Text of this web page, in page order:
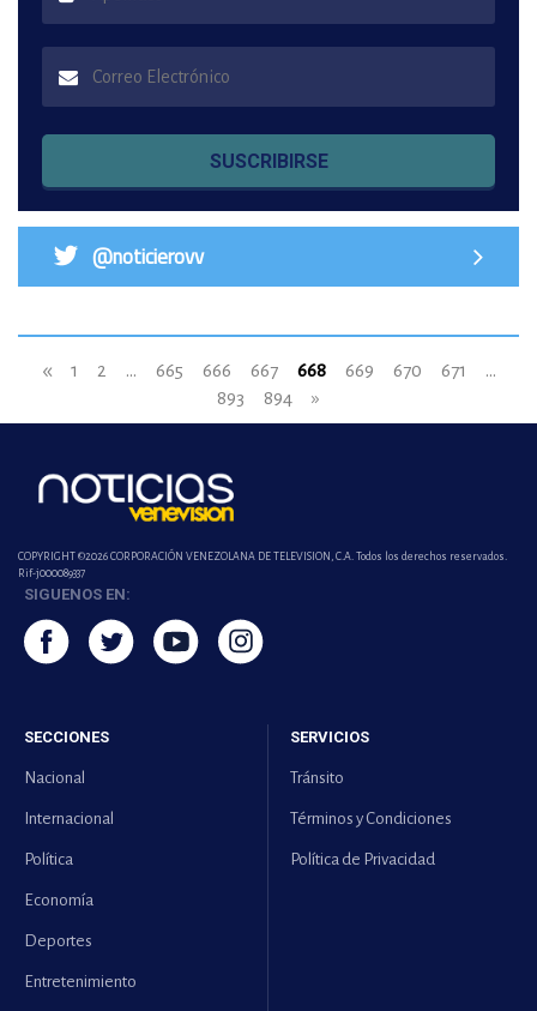
SUSCRIBIRSE
@noticierovv
« 1 2 ... 665 666 667 668 669 670 671
...
893
894 »
COPYRIGHT ©2026 CORPORACIÓN VENEZOLANA DE TELEVISION, C.A. Todos los derechos reservados.
Rif-j000089337
SIGUENOS EN:
SECCIONES
Nacional
Internacional
Política
Economía
Deportes
Entretenimiento
SERVICIOS
Tránsito
Términos y Condiciones
Política de Privacidad